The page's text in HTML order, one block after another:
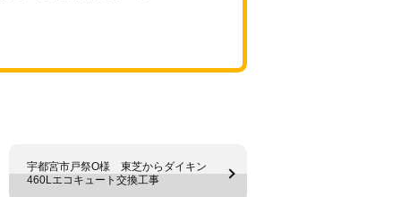
宇都宮市戸祭O様 東芝からダイキン
460Lエコキュート交換工事